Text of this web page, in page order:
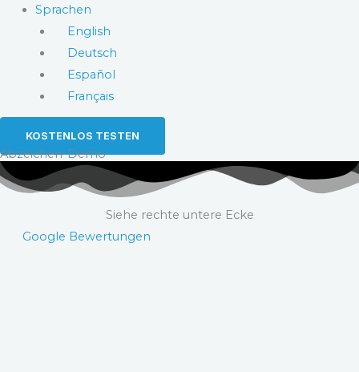
Sprachen
English
Deutsch
Español
Français
KOSTENLOS TESTEN
Abzeichen-Demo
Siehe rechte untere Ecke
Google Bewertungen